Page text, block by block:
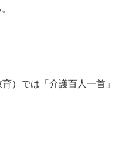
）では「介護百人一首」